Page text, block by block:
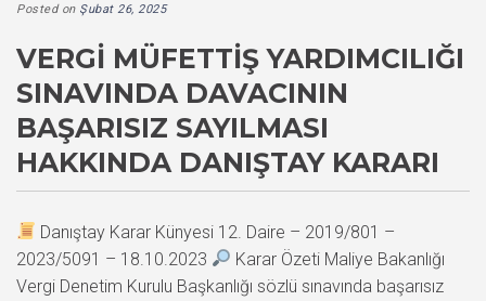
Posted on Şubat 26, 2025
VERGI MÜFETTIŞ YARDIMCILIĞI
SINAVINDA DAVACININ
BAŞARISIZ SAYILMASI
HAKKINDA DANIŞTAY KARARI
Danıştay Karar Künyesi 12. Daire – 2019/801 –
2023/5091 – 18.10.2023
Karar Özeti Maliye Bakanlığı
Vergi Denetim Kurulu Başkanlığı sözlü sınavında başarısız